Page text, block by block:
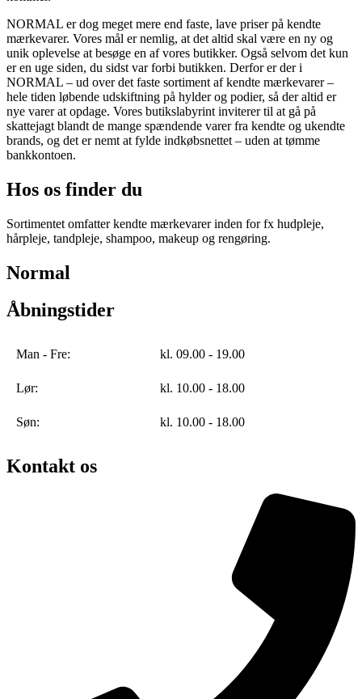
NORMAL er dog meget mere end faste, lave priser på kendte
mærkevarer. Vores mål er nemlig, at det altid skal være en ny og
unik oplevelse at besøge en af vores butikker. Også selvom det kun
er en uge siden, du sidst var forbi butikken. Derfor er der i
NORMAL – ud over det faste sortiment af kendte mærkevarer –
hele tiden løbende udskiftning på hylder og podier, så der altid er
nye varer at opdage. Vores butikslabyrint inviterer til at gå på
skattejagt blandt de mange spændende varer fra kendte og ukendte
brands, og det er nemt at fylde indkøbsnettet – uden at tømme
bankkontoen.
Hos os finder du
Sortimentet omfatter kendte mærkevarer inden for fx hudpleje,
hårpleje, tandpleje, shampoo, makeup og rengøring.
Normal
Åbningstider
Man - Fre: kl. 09.00 - 19.00
Lør: kl. 10.00 - 18.00
Søn: kl. 10.00 - 18.00
Kontakt os